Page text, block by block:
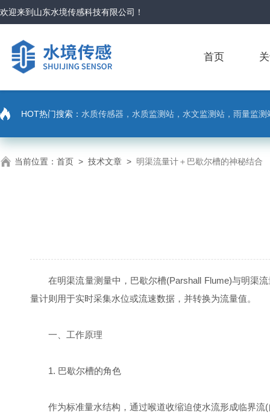
欢迎来到 山东水境传感科技有限公司 ！
首页
HOT热门搜索： 水质传感器，水质监测站，水文监测站，雨量监
当前位置： 首页 > 技术文章 > 明渠流量计＋巴歇尔槽的神秘结合
在明渠流量测量中，巴歇尔槽(Parshall Flume)与明渠流
量计则用于实时采集水位或流速数据，并转换为流量值。
一、工作原理
1. 巴歇尔槽的角色
作为标准量水结构，通过喉道收缩迫使水流形成临界流(